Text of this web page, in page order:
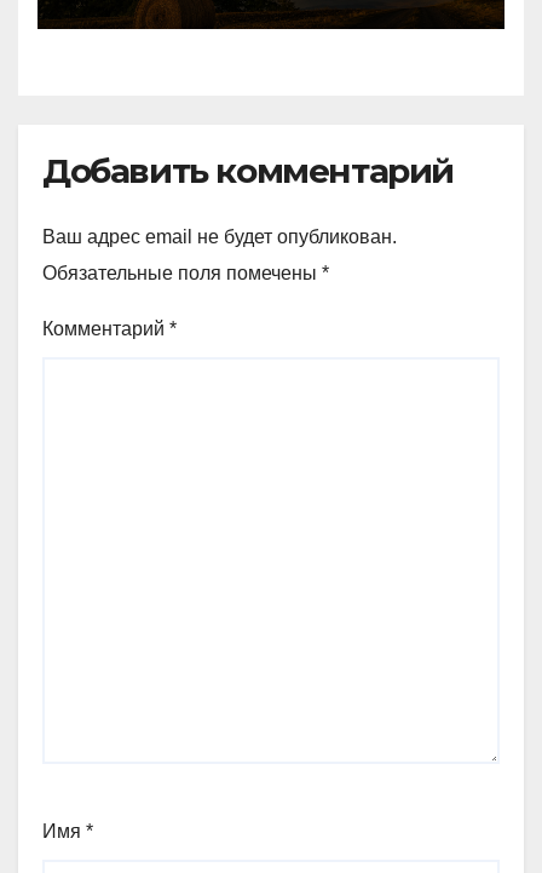
Добавить комментарий
Ваш адрес email не будет опубликован.
Обязательные поля помечены *
Комментарий *
Имя *